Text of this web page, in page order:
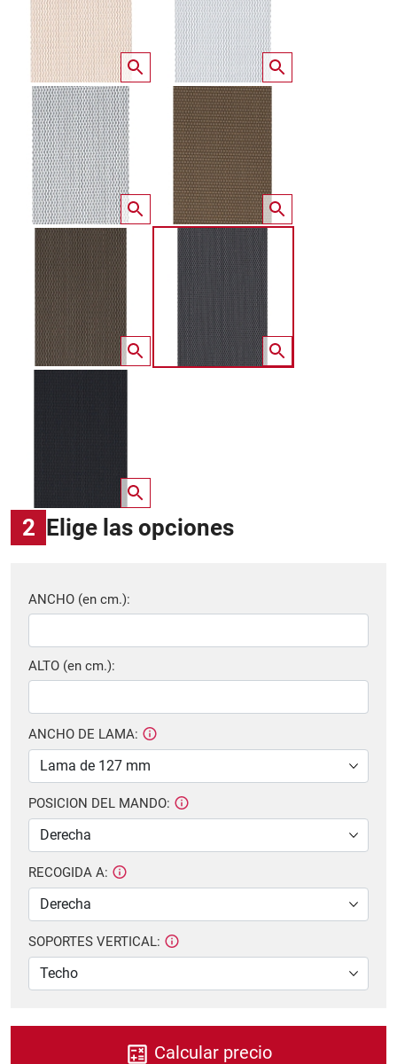
2 Elige las opciones
ANCHO (en cm.):
ALTO (en cm.):
ANCHO DE LAMA:
POSICION DEL MANDO:
RECOGIDA A:
SOPORTES VERTICAL:
Calcular precio